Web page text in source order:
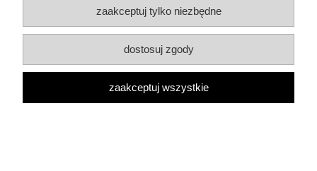
zaakceptuj tylko niezbędne
dostosuj zgody
zaakceptuj wszystkie